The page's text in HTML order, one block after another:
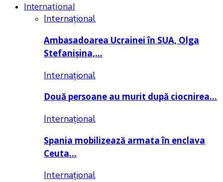
Internațional
Internațional
Ambasadoarea Ucrainei în SUA, Olga
Stefanișina,…
Internațional
Două persoane au murit după ciocnirea…
Internațional
Spania mobilizează armata în enclava
Ceuta…
Internațional